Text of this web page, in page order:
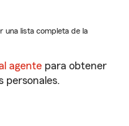
una lista completa de la
agente para obtener
personales.